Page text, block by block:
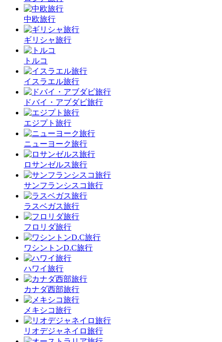
中欧旅行
ギリシャ旅行
トルコ
イスラエル旅行
ドバイ・アブダビ旅行
エジプト旅行
ニューヨーク旅行
ロサンゼルス旅行
サンフランシスコ旅行
ラスベガス旅行
フロリダ旅行
ワシントンD.C旅行
ハワイ旅行
カナダ西部旅行
メキシコ旅行
リオデジャネイロ旅行